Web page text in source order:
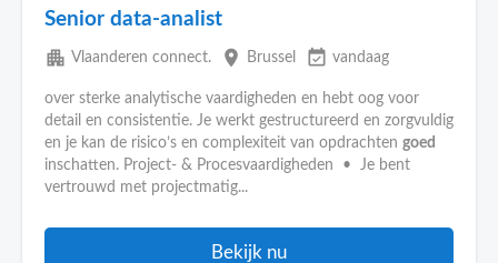
Senior data-analist
apartment Vlaanderen connect. place Brussel event_available vandaag
over sterke analytische vaardigheden en hebt oog voor
detail en consistentie. Je werkt gestructureerd en zorgvuldig
en je kan de risico’s en complexiteit van opdrachten goed
inschatten. Project- & Procesvaardigheden • Je bent
vertrouwd met projectmatig...
Bekijk nu